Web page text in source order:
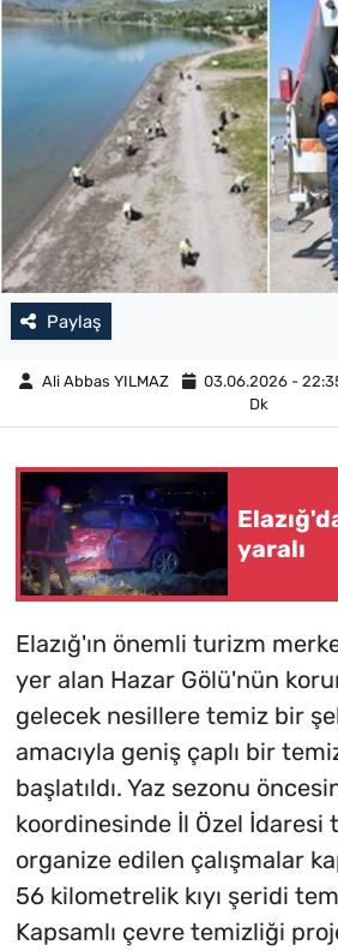
Paylaş
Ali Abbas YILMAZ 03.06.2026 -
Dk
yaralı
Elazığ'ın önemli turizm
yer alan Hazar Gölü'nün
gelecek nesillere temiz bir
amacıyla geniş çaplı bir
başlatıldı. Yaz sezonu
koordinesinde İl Özel İdaresi
organize edilen çalışmalar
56 kilometrelik kıyı şeridi
Kapsamlı çevre temizliği